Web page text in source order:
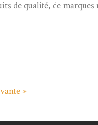
de qualité, de
»